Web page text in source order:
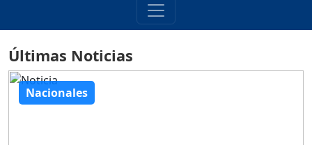
Últimas Noticias
Nacionales